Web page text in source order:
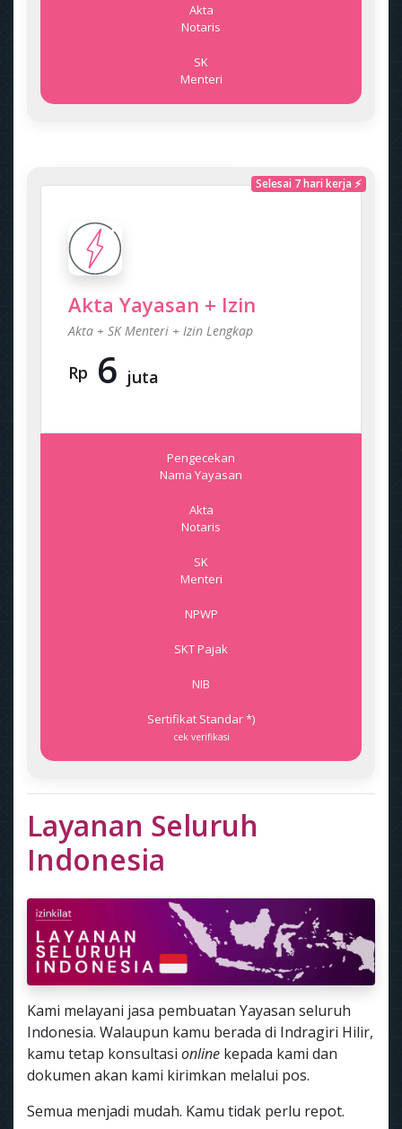
Akta
Notaris
SK
Menteri
Selesai 7 hari kerja ⚡
Akta Yayasan + Izin
Akta + SK Menteri + Izin Lengkap
Rp 6 juta
Pengecekan
Nama Yayasan
Akta
Notaris
SK
Menteri
NPWP
SKT Pajak
NIB
Sertifikat Standar *)
cek verifikasi
Layanan Seluruh
Indonesia
Kami melayani jasa pembuatan Yayasan seluruh
Indonesia. Walaupun kamu berada di Indragiri Hilir,
kamu tetap konsultasi online kepada kami dan
dokumen akan kami kirimkan melalui pos.
Semua menjadi mudah. Kamu tidak perlu repot.